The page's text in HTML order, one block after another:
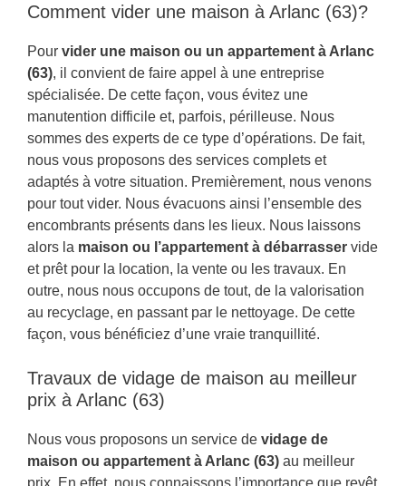
Comment vider une maison à Arlanc (63)?
Pour vider une maison ou un appartement à Arlanc
(63), il convient de faire appel à une entreprise
spécialisée. De cette façon, vous évitez une
manutention difficile et, parfois, périlleuse. Nous
sommes des experts de ce type d’opérations. De fait,
nous vous proposons des services complets et
adaptés à votre situation. Premièrement, nous venons
pour tout vider. Nous évacuons ainsi l’ensemble des
encombrants présents dans les lieux. Nous laissons
alors la maison ou l’appartement à débarrasser vide
et prêt pour la location, la vente ou les travaux. En
outre, nous nous occupons de tout, de la valorisation
au recyclage, en passant par le nettoyage. De cette
façon, vous bénéficiez d’une vraie tranquillité.
Travaux de vidage de maison au meilleur
prix à Arlanc (63)
Nous vous proposons un service de vidage de
maison ou appartement à Arlanc (63) au meilleur
prix. En effet, nous connaissons l’importance que revêt